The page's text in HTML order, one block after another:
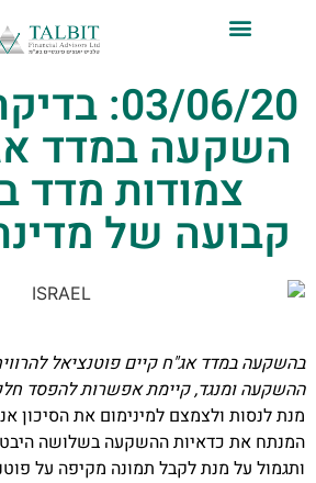
03/06/
השקעה במדד
צמודות מדד
קבועה של
בהשקעה במדד אג"ח קיים פוטנציאל
ההשקעה ומנגד, קיימת אפשרות להפסד
מנת לנסות ולצמצם למינימום את הסיכון
המנתח את כדאיות ההשקעה בשלושה
ותגמול על מנת לקבל תמונה מקיפה על